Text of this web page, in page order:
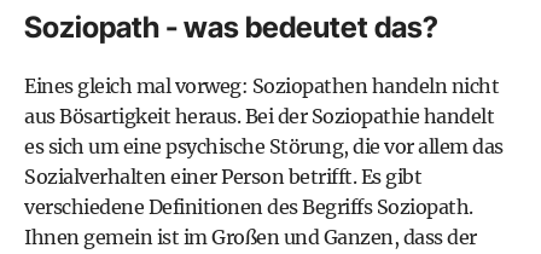
Soziopath - was bedeutet das?
Eines gleich mal vorweg: Soziopathen handeln nicht
aus Bösartigkeit heraus. Bei der Soziopathie handelt
es sich um eine psychische Störung, die vor allem das
Sozialverhalten einer Person betrifft. Es gibt
verschiedene Definitionen des Begriffs Soziopath.
Ihnen gemein ist im Großen und Ganzen, dass der